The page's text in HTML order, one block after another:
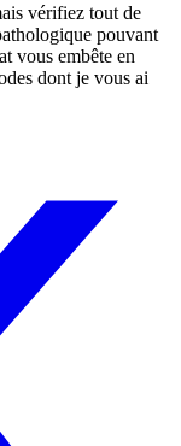
vérifiez tout de
pouvant
vous embête en
dont je vous ai